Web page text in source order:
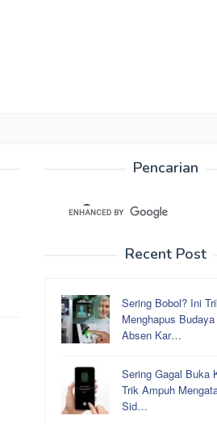
Pencarian
Recent Post
Sering Bobol? Ini
Menghapus
Absen Kar…
Sering Gagal Buka
Trik Ampuh
Sid…